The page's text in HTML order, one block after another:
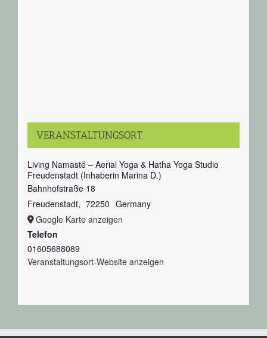
VERANSTALTUNGSORT
Living Namasté – Aerial Yoga & Hatha Yoga Studio
Freudenstadt (Inhaberin Marina D.)
Bahnhofstraße 18
Freudenstadt, 72250 Germany
Google Karte anzeigen
Telefon
01605688089
Veranstaltungsort-Website anzeigen